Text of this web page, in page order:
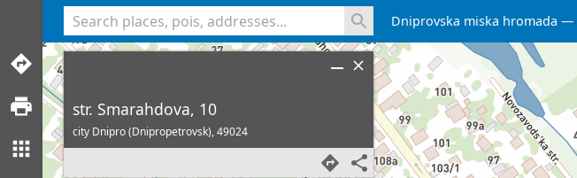
Dniprovska miska hromada
str. Smarahdova, 10
city Dnipro (Dnipropetrovsk),49024
<% console.log(hcard) %>